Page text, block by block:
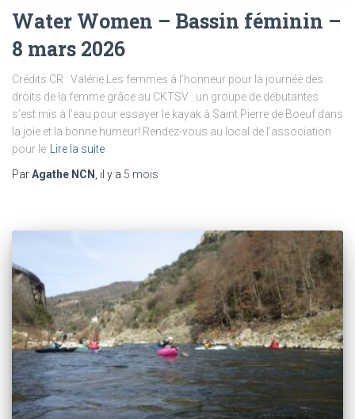
Water Women – Bassin féminin –
8 mars 2026
Crédits CR : Valérie Les femmes à l’honneur pour la journée des
droits de la femme grâce au CKTSV : un groupe de débutantes
s’est mis à l’eau pour essayer le kayak à Saint Pierre de Boeuf dans
la joie et la bonne humeur! Rendez-vous au local de l’association
pour le Lire la suite
ParAgathe NCN , il y a 5 mois